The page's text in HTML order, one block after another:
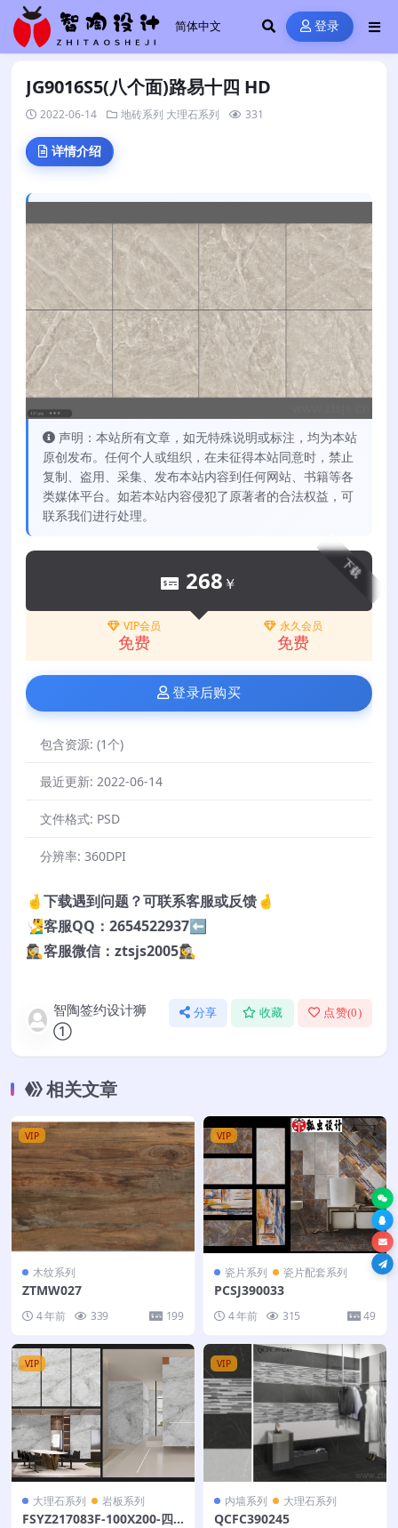
登录
JG9016S5(八个面)路易十四 HD
2022-06-14 地砖系列 大理石系列 331
详情介绍
声明：本站所有文章，如无特殊说明或标注，均为本站
原创发布。任何个人或组织，在未征得本站同意时，禁止
复制、盗用、采集、发布本站内容到任何网站、书籍等各
类媒体平台。如若本站内容侵犯了原著者的合法权益，可
联系我们进行处理。
下载
268 ￥
VIP会员
免费
永久会员
免费
登录后购买
包含资源: (1个)
最近更新: 2022-06-14
文件格式: PSD
分辨率: 360DPI
🤞下载遇到问题？可联系客服或反馈🤞
🧏‍♂️客服QQ：2654522937⬅️
🕵️‍♀️客服微信：ztsjs2005🕵️‍♀️
智陶签约设计狮
①
分享 收藏 点赞(0)
相关文章
VIP
木纹系列
ZTMW027
4 年前 339 199
VIP
瓷片系列 瓷片配套系列
PCSJ390033
4 年前 315 49
VIP
大理石系列 岩板系列
FSYZ217083F-100X200-四
VIP
内墙系列 大理石系列
QCFC390245